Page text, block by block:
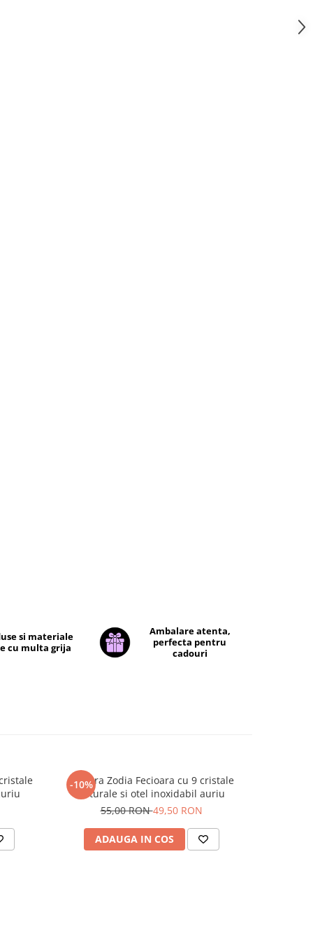
si materiale
cu multa grija
Ambalare atenta,
perfecta pentru
cadouri
-10%
Bratara Zodia Fecioara cu 9 cristale
naturale si otel inoxidabil auriu
55,00 RON49,50 RON
ADAUGA IN COS